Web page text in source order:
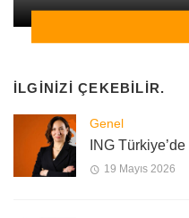
İLGINIZI ÇEKEBILIR.
Genel
ING
19 Mayıs 2026